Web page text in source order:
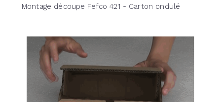
Montage découpe Fefco 421 - Carton ondulé